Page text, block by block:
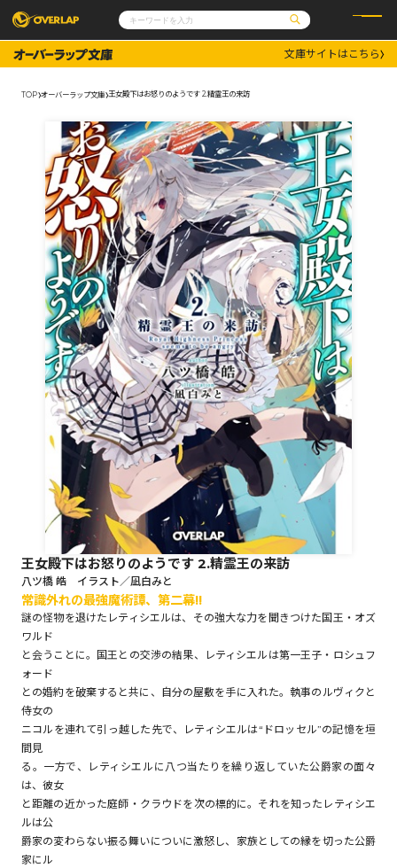
コミックガルド
コミッククリエ
文庫
ノベルス
その他
コミックエッセイ
ポケットモンスター
アニメ
ゲーム
通販・NEWS
OVERLAP STORE
オーバーラップ広報室
企業
会社概要
採用情報
アクセス
オーバーラップホールディングス
お問い合わせはこちら
オーバーラップ文庫
オーバーラップノベルス
オーバーラップノベルスf
ロサージュノベルス
コミックガルド
コミッククリエ
コミックパルフェ
文庫サイトはこちら
TOP オーバーラップ文庫 王女殿下はお怒りのようです 2.精霊王の来訪
王女殿下はお怒りのようです 2.精霊王の来訪
八ツ橋 皓 イラスト／凪白みと
常識外れの最強魔術譚、第二幕!!
謎の怪物を退けたレティシエルは、その強大な力を聞きつけた国王・オズ
ワルド
と会うことに。国王との交渉の結果、レティシエルは第一王子・ロシュフ
ォード
との婚約を破棄すると共に、自分の屋敷を手に入れた。執事のルヴィクと
侍女の
ニコルを連れて引っ越した先で、レティシエルは“ドロッセル”の記憶を垣
間見
る。一方で、レティシエルに八つ当たりを繰り返していた公爵家の面々
は、彼女
と距離の近かった庭師・クラウドを次の標的に。それを知ったレティシエ
ルは公
爵家の変わらない振る舞いについに激怒し、家族としての縁を切った公爵
家にル